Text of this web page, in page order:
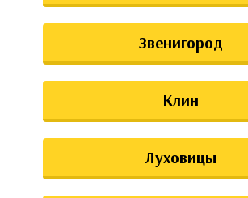
Звенигород
Клин
Луховицы